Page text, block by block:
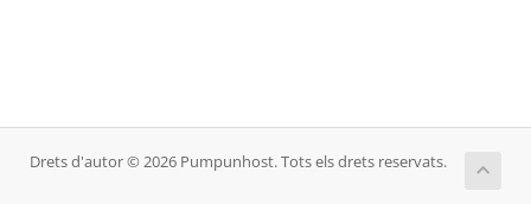
Drets d'autor © 2026 Pumpunhost. Tots els drets reservats.